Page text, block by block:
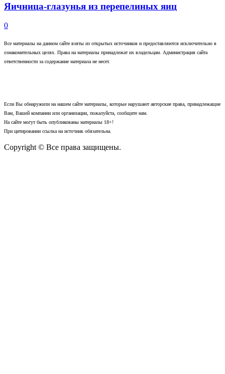
Яичница-глазунья из перепелиных яиц
0
Все материалы на данном сайте взяты из открытых источников и предоставляются исключительно в
ознакомительных целях. Права на материалы принадлежат их владельцам. Администрация сайта
ответственности за содержание материала не несет.
Если Вы обнаружили на нашем сайте материалы, которые нарушают авторские права, принадлежащие
Вам, Вашей компании или организации, пожалуйста, сообщите нам.
На сайте могут быть опубликованы материалы 18+!
При цитировании ссылка на источник обязательна.
Copyright © Все права защищены.